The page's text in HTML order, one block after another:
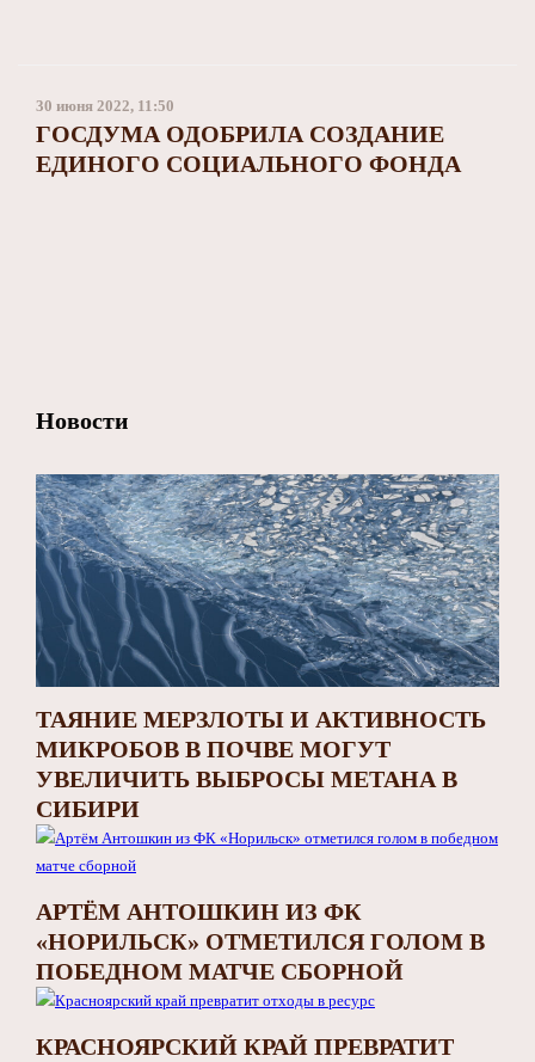
30 июня 2022, 11:50
ГОСДУМА ОДОБРИЛА СОЗДАНИЕ
ЕДИНОГО СОЦИАЛЬНОГО ФОНДА
Новости
ТАЯНИЕ МЕРЗЛОТЫ И АКТИВНОСТЬ
МИКРОБОВ В ПОЧВЕ МОГУТ
УВЕЛИЧИТЬ ВЫБРОСЫ МЕТАНА В
СИБИРИ
АРТЁМ АНТОШКИН ИЗ ФК
«НОРИЛЬСК» ОТМЕТИЛСЯ ГОЛОМ В
ПОБЕДНОМ МАТЧЕ СБОРНОЙ
КРАСНОЯРСКИЙ КРАЙ ПРЕВРАТИТ